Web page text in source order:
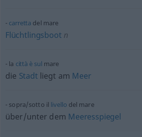
carretta del mare
Flüchtlingsboot n
la città è sul mare
die Stadt liegt am Meer
sopra/sotto il livello del mare
über/unter dem Meeresspiegel